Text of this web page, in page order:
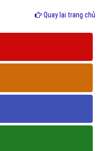
Quay lại trang chủ